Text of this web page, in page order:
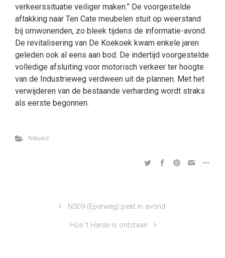
verkeerssituatie veiliger maken.” De voorgestelde
aftakking naar Ten Cate meubelen stuit op weerstand
bij omwonenden, zo bleek tijdens de informatie-avond.
De revitalisering van De Koekoek kwam enkele jaren
geleden ook al eens aan bod. De indertijd voorgestelde
volledige afsluiting voor motorisch verkeer ter hoogte
van de Industrieweg verdween uit de plannen. Met het
verwijderen van de bestaande verharding wordt straks
als eerste begonnen.
Nieuws
N309 (Eperweg) piekt in avond
Hoe ’t Harde is ontstaan